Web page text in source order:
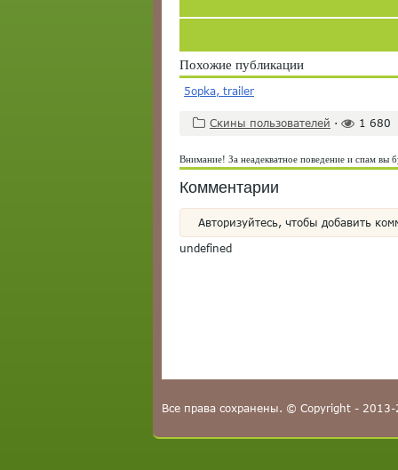
Похожие публикации
5opka, trailer
Скины пользователей · 1 680
Внимание! За неадекватное поведение и спам вы
Комментарии
Авторизуйтесь, чтобы добавить
undefined
Все права сохранены. © Copyright -